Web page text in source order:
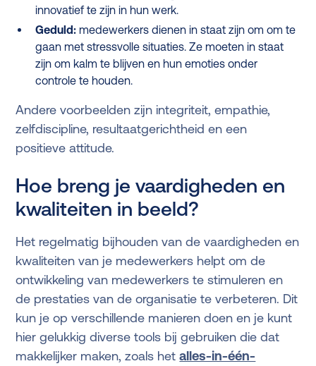
innovatief te zijn in hun werk.
Geduld: medewerkers dienen in staat zijn om om te
gaan met stressvolle situaties. Ze moeten in staat
zijn om kalm te blijven en hun emoties onder
controle te houden.
Andere voorbeelden zijn integriteit, empathie,
zelfdiscipline, resultaatgerichtheid en een
positieve attitude.
Hoe breng je vaardigheden en
kwaliteiten in beeld?
Het regelmatig bijhouden van de vaardigheden en
kwaliteiten van je medewerkers helpt om de
ontwikkeling van medewerkers te stimuleren en
de prestaties van de organisatie te verbeteren. Dit
kun je op verschillende manieren doen en je kunt
hier gelukkig diverse tools bij gebruiken die dat
makkelijker maken, zoals hetalles-in-één-